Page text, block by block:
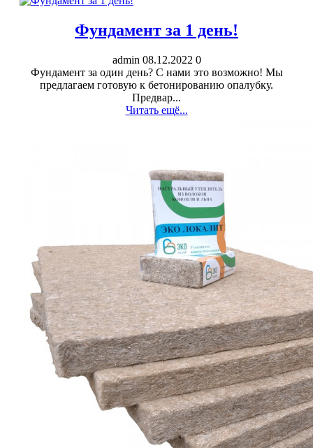
Фундамент за 1 день!
admin 08.12.2022 0
Фундамент за один день? С нами это возможно! Мы
предлагаем готовую к бетонированию опалубку.
Предвар...
Читать ещё...